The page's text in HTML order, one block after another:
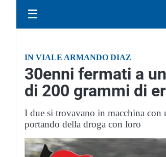
☰
IN VIALE ARMANDO DIAZ
30enni fermati a
di 200 grammi di
I due si trovavano in macchina con
portando della droga con loro